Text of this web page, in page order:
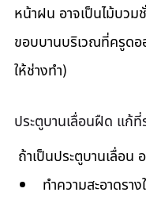
หน้าฝน อาจเป็นไม้บวม
ขอบบานบริเวณที่ครูดอ
ให้ช่างทำ)
ประตูบานเลื่อนฝืด แก้ที่
ถ้าเป็นประตูบานเลื่อน
ทำความสะอาดรา